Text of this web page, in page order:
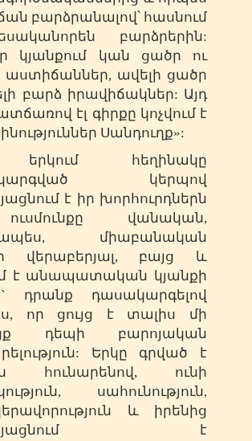
բարձրանալով՝ հասնում
բարձրերին:
կյանքում կան ցածր ու
աստիճաններ, ավելի ցածր
բարձ իրավիճակներ: Այդ
էլ գիրքը կոչվում է
Սանդուղք»:
հեղինակը
կերպով
է իր խորհուրդներն
վանական,
միաբանական
վերաբերյալ, բայց և
է անապատական կյանքի
դրանք դասակարգելով
որ ցույց է տալիս մի
դեպի բարոյական
Երկը գրված է
հունարենով, ունի
սահունություն,
և իրենից
է